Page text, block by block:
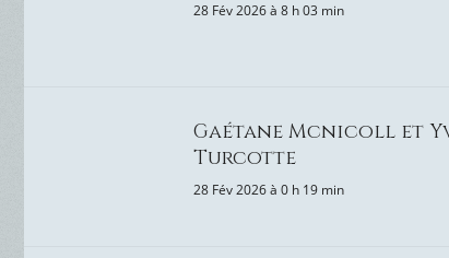
28 Fév 2026 à 8 h 03 min
Gaétane Mcnicoll et
Turcotte
28 Fév 2026 à 0 h 19 min